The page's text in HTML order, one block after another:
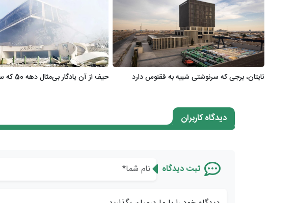
تایتان، برجی که سرنوشتی شبیه به ققنوس دارد حیف از آن یادگار بی‌مثال دهه 50 که سوخت
دیدگاه کاربران
ثبت دیدگاه